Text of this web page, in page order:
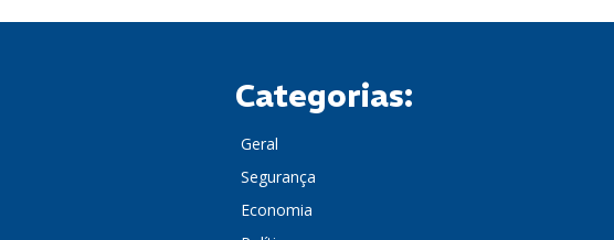
Categorias:
Geral
Segurança
Economia